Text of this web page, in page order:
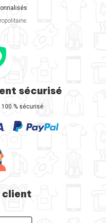
sécurisé
% sécurisé
client